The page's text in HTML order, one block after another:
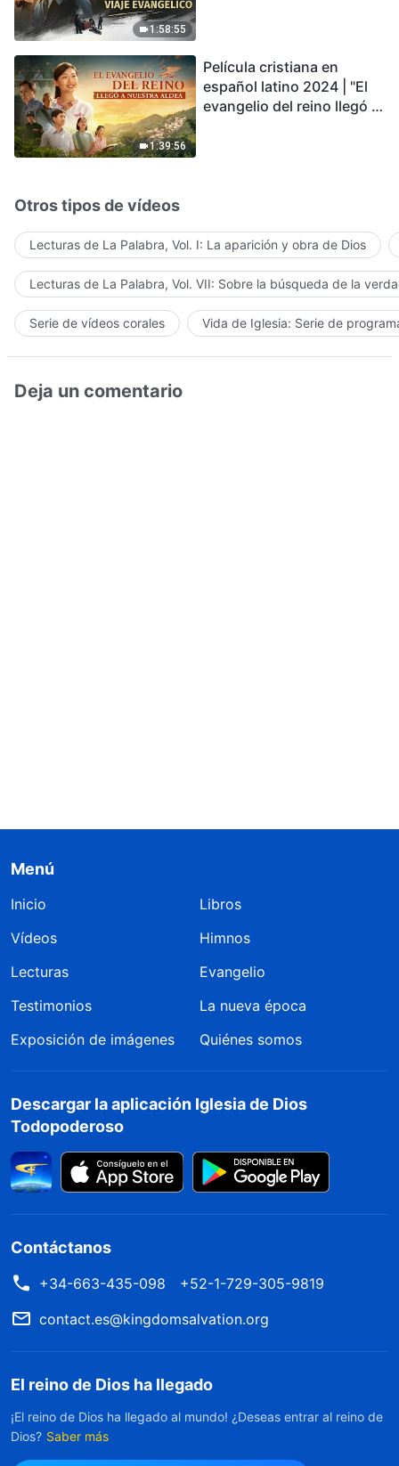
1:58:55
1:39:56
Película cristiana en
español latino 2024 | "El
evangelio del reino llegó a
Otros tipos de vídeos
Lecturas de La Palabra, Vol. I: La aparición y obra de Dios
Lecturas de La Palabra, Vol. VII: Sobre la búsqueda de la
Serie de vídeos corales Vida de Iglesia: Serie de
Deja un comentario
Menú
Inicio
Libros
Vídeos
Himnos
Lecturas
Evangelio
Testimonios
La nueva época
Exposición de imágenes
Quiénes somos
Descargar la aplicación Iglesia de Dios
Todopoderoso
Contáctanos
+34-663-435-098
+52-1-729-305-9819
contact.es@kingdomsalvation.org
El reino de Dios ha llegado
¡El reino de Dios ha llegado al mundo! ¿Deseas entrar al reino de
Dios? Saber más